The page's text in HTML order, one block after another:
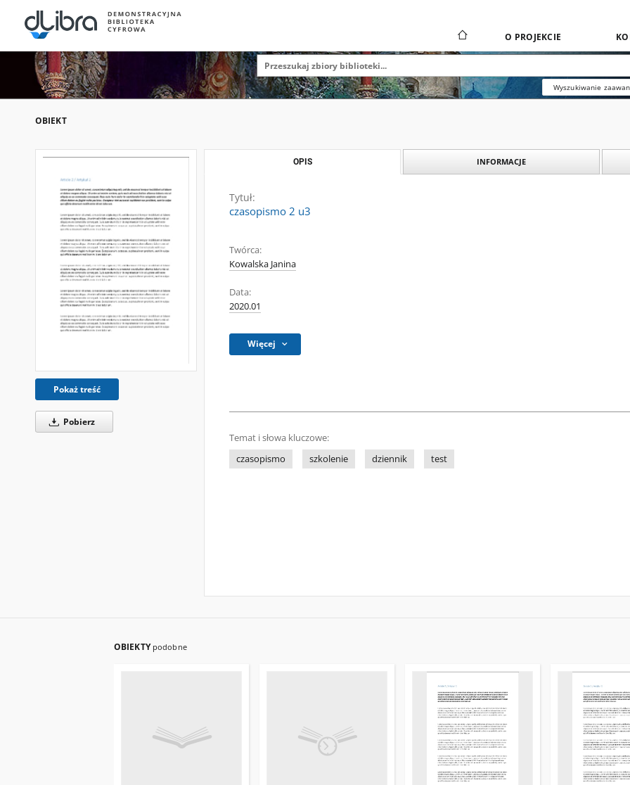
O PROJEKCIE
Wyszukiwanie
OBIEKT
Pokaż treść
Pobierz
OPIS INFORMACJE
Tytuł:
czasopismo 2 u3
Twórca:
Kowalska Janina
Data:
2020.01
Więcej
Temat i słowa kluczowe:
czasopismo
szkolenie dziennik test
OBIEKTY podobne